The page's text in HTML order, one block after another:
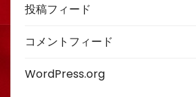
投稿フィード
コメントフィード
WordPress.org